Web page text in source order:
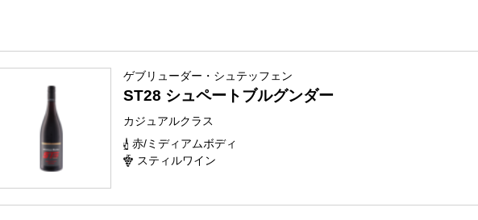
ゲブリューダー・シュテッフェン
ST28 シュペートブルグンダー
カジュアルクラス
赤/ミディアムボディ
スティルワイン